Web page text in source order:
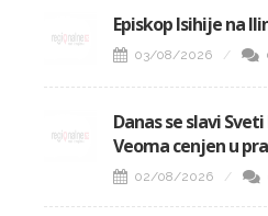
Episkop Isihije na
03/08/2026
Danas se slavi
Veoma cenjen u
02/08/2026